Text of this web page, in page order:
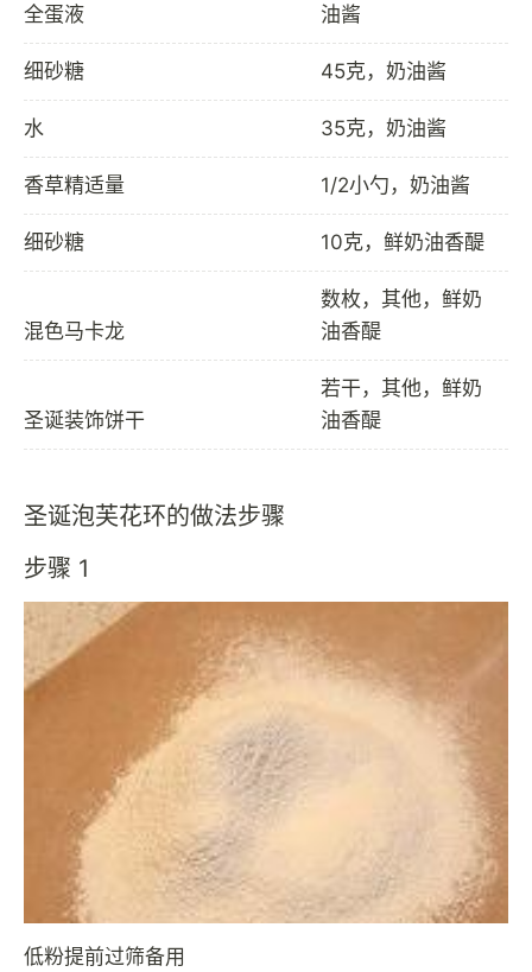
全蛋液
油酱
细砂糖 45克，奶油酱
水 35克，奶油酱
香草精适量 1/2小勺，奶油酱
细砂糖 10克，鲜奶油香醍
混色马卡龙
数枚，其他，鲜奶
油香醍
圣诞装饰饼干
若干，其他，鲜奶
油香醍
圣诞泡芙花环的做法步骤
步骤 1
低粉提前过筛备用